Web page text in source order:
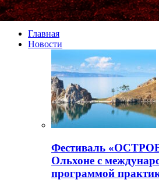
Главная
Новости
Фестиваль
Ольхоне с
программой